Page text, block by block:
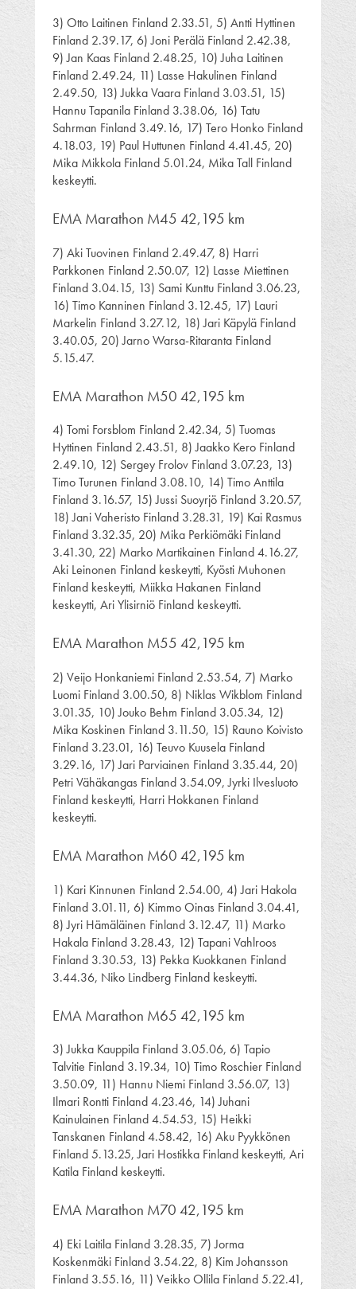
3) Otto Laitinen Finland 2.33.51, 5) Antti Hyttinen
Finland 2.39.17, 6) Joni Perälä Finland 2.42.38,
9) Jan Kaas Finland 2.48.25, 10) Juha Laitinen
Finland 2.49.24, 11) Lasse Hakulinen Finland
2.49.50, 13) Jukka Vaara Finland 3.03.51, 15)
Hannu Tapanila Finland 3.38.06, 16) Tatu
Sahrman Finland 3.49.16, 17) Tero Honko Finland
4.18.03, 19) Paul Huttunen Finland 4.41.45, 20)
Mika Mikkola Finland 5.01.24, Mika Tall Finland
keskeytti.
EMA Marathon M45 42,195 km
7) Aki Tuovinen Finland 2.49.47, 8) Harri
Parkkonen Finland 2.50.07, 12) Lasse Miettinen
Finland 3.04.15, 13) Sami Kunttu Finland 3.06.23,
16) Timo Kanninen Finland 3.12.45, 17) Lauri
Markelin Finland 3.27.12, 18) Jari Käpylä Finland
3.40.05, 20) Jarno Warsa-Ritaranta Finland
5.15.47.
EMA Marathon M50 42,195 km
4) Tomi Forsblom Finland 2.42.34, 5) Tuomas
Hyttinen Finland 2.43.51, 8) Jaakko Kero Finland
2.49.10, 12) Sergey Frolov Finland 3.07.23, 13)
Timo Turunen Finland 3.08.10, 14) Timo Anttila
Finland 3.16.57, 15) Jussi Suoyrjö Finland 3.20.57,
18) Jani Vaheristo Finland 3.28.31, 19) Kai Rasmus
Finland 3.32.35, 20) Mika Perkiömäki Finland
3.41.30, 22) Marko Martikainen Finland 4.16.27,
Aki Leinonen Finland keskeytti, Kyösti Muhonen
Finland keskeytti, Miikka Hakanen Finland
keskeytti, Ari Ylisirniö Finland keskeytti.
EMA Marathon M55 42,195 km
2) Veijo Honkaniemi Finland 2.53.54, 7) Marko
Luomi Finland 3.00.50, 8) Niklas Wikblom Finland
3.01.35, 10) Jouko Behm Finland 3.05.34, 12)
Mika Koskinen Finland 3.11.50, 15) Rauno Koivisto
Finland 3.23.01, 16) Teuvo Kuusela Finland
3.29.16, 17) Jari Parviainen Finland 3.35.44, 20)
Petri Vähäkangas Finland 3.54.09, Jyrki Ilvesluoto
Finland keskeytti, Harri Hokkanen Finland
keskeytti.
EMA Marathon M60 42,195 km
1) Kari Kinnunen Finland 2.54.00, 4) Jari Hakola
Finland 3.01.11, 6) Kimmo Oinas Finland 3.04.41,
8) Jyri Hämäläinen Finland 3.12.47, 11) Marko
Hakala Finland 3.28.43, 12) Tapani Vahlroos
Finland 3.30.53, 13) Pekka Kuokkanen Finland
3.44.36, Niko Lindberg Finland keskeytti.
EMA Marathon M65 42,195 km
3) Jukka Kauppila Finland 3.05.06, 6) Tapio
Talvitie Finland 3.19.34, 10) Timo Roschier Finland
3.50.09, 11) Hannu Niemi Finland 3.56.07, 13)
Ilmari Rontti Finland 4.23.46, 14) Juhani
Kainulainen Finland 4.54.53, 15) Heikki
Tanskanen Finland 4.58.42, 16) Aku Pyykkönen
Finland 5.13.25, Jari Hostikka Finland keskeytti, Ari
Katila Finland keskeytti.
EMA Marathon M70 42,195 km
4) Eki Laitila Finland 3.28.35, 7) Jorma
Koskenmäki Finland 3.54.22, 8) Kim Johansson
Finland 3.55.16, 11) Veikko Ollila Finland 5.22.41,